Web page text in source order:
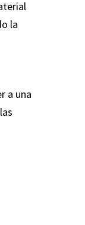
la
a una